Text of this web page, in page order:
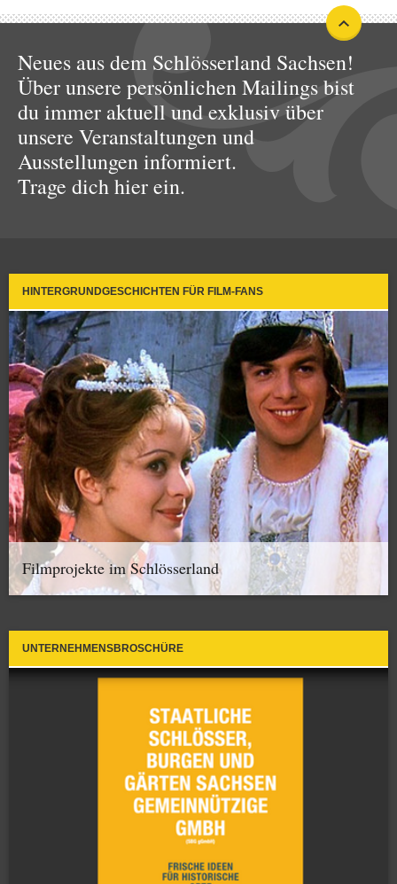
Neues aus dem Schlösserland Sachsen!
Über unsere persönlichen Mailings bist
du immer aktuell und exklusiv über
unsere Veranstaltungen und
Ausstellungen informiert.
Trage dich hier ein.
HINTERGRUNDGESCHICHTEN FÜR FILM-FANS
Filmprojekte im Schlösserland
UNTERNEHMENSBROSCHÜRE